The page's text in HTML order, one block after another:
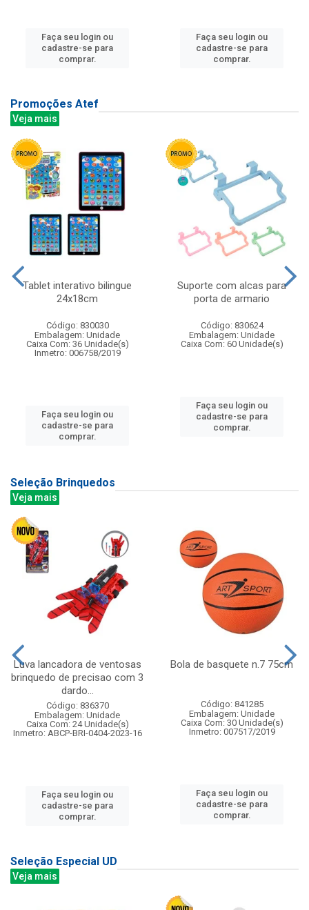
Faça seu login ou
cadastre-se para
comprar.
Faça seu login ou
cadastre-se para
comprar.
Promoções Atef
Veja mais
Tablet interativo bilingue
24x18cm
Código: 830030
Embalagem: Unidade
Caixa Com: 36 Unidade(s)
Inmetro: 006758/2019
Faça seu login ou
cadastre-se para
comprar.
Suporte com alcas para
porta de armario
Código: 830624
Embalagem: Unidade
Caixa Com: 60 Unidade(s)
Faça seu login ou
cadastre-se para
comprar.
Seleção Brinquedos
Veja mais
Luva lancadora de ventosas
brinquedo de precisao com 3
dardo...
Código: 836370
Embalagem: Unidade
Caixa Com: 24 Unidade(s)
Inmetro: ABCP-BRI-0404-2023-16
Faça seu login ou
cadastre-se para
comprar.
Bola de basquete n.7 75cm
Código: 841285
Embalagem: Unidade
Caixa Com: 30 Unidade(s)
Inmetro: 007517/2019
Faça seu login ou
cadastre-se para
comprar.
Seleção Especial UD
Veja mais